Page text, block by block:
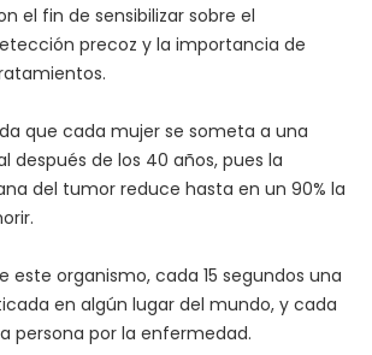
el fin de sensibilizar sobre el
precoz y la importancia de
que cada mujer se someta a una
después de los 40 años, pues la
del tumor reduce hasta en un 90% la
este organismo, cada 15 segundos una
en algún lugar del mundo, y cada
persona por la enfermedad.